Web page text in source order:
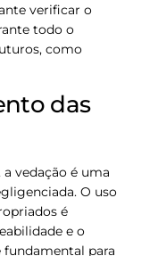
verificar o
todo o
como
das
vedação é uma
O uso
é
e o
fundamental para